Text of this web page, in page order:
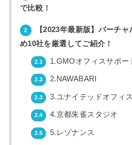
で比較！
2
【2023年最新版】バーチ
め10社を厳選してご紹介！
2.1 1.GMOオフィスサポー
2.2 2.NAWABARI
2.3 3.ユナイテッドオフィス
2.4 4.京都朱雀スタジオ
2.5 5.レゾナンス